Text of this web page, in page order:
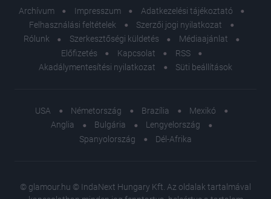
Archívum Impresszum
Adatkezelési tájékoztató
Felhasználási feltételek
Szerzői jogi nyilatkozat
Rólunk
Szerkesztőségi küldetés
Médiaajánlat
Előfizetés
Kapcsolat
RSS
Akadálymentesítési nyilatkozat
Süti beállítások
USA Németország Brazília
Mexikó
Anglia
Bulgária
Lengyelország
Spanyolország
Dél-Afrika
© glamour.hu © IndaNext Hungary Kft. Az oldalak tartalmával